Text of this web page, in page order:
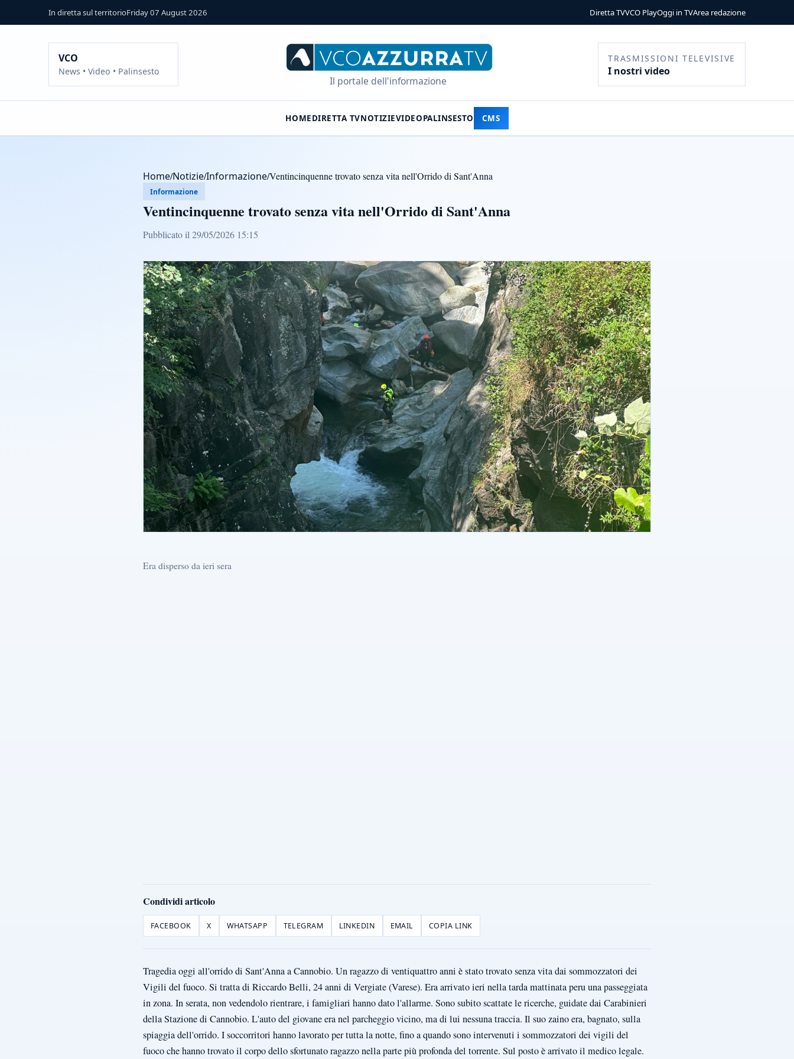
In diretta sul territorioFriday 07 August 2026 Diretta TVVCO PlayOggi in TVArea redazione
VCO
News • Video • Palinsesto
Il portale dell'informazione
TRASMISSIONI TELEVISIVE
I nostri video
HOMEDIRETTA TVNOTIZIEVIDEOPALINSESTO CMS
Home/Notizie/Informazione/Ventincinquenne trovato senza vita nell'Orrido di Sant'Anna
Informazione
Ventincinquenne trovato senza vita nell'Orrido di Sant'Anna
Pubblicato il 29/05/2026 15:15
Era disperso da ieri sera
Condividi articolo
FACEBOOK X WHATSAPP TELEGRAM LINKEDIN EMAIL COPIA LINK
Tragedia oggi all'orrido di Sant'Anna a Cannobio. Un ragazzo di ventiquattro anni è stato trovato senza vita dai sommozzatori dei
Vigili del fuoco. Si tratta di Riccardo Belli, 24 anni di Vergiate (Varese). Era arrivato ieri nella tarda mattinata peru una passeggiata
in zona. In serata, non vedendolo rientrare, i famigliari hanno dato l'allarme. Sono subito scattate le ricerche, guidate dai Carabinieri
della Stazione di Cannobio. L'auto del giovane era nel parcheggio vicino, ma di lui nessuna traccia. Il suo zaino era, bagnato, sulla
spiaggia dell'orrido. I soccorritori hanno lavorato per tutta la notte, fino a quando sono intervenuti i sommozzatori dei vigili del
fuoco che hanno trovato il corpo dello sfortunato ragazzo nella parte più profonda del torrente. Sul posto è arrivato il medico legale.